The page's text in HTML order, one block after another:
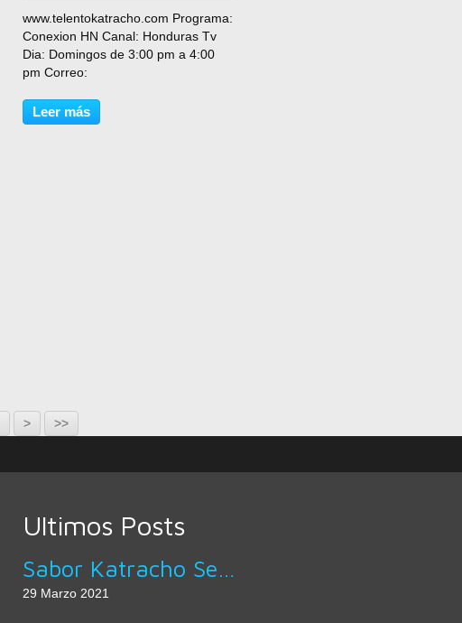
www.telentokatracho.com Programa:
Conexion HN Canal: Honduras Tv
Dia: Domingos de 3:00 pm a 4:00
pm Correo:
www.telentokatracho.com
Leer más
20
30
40
50
> >>
Ultimos Posts
Sabor Katracho Servicio A Domicilio
29 Marzo 2021